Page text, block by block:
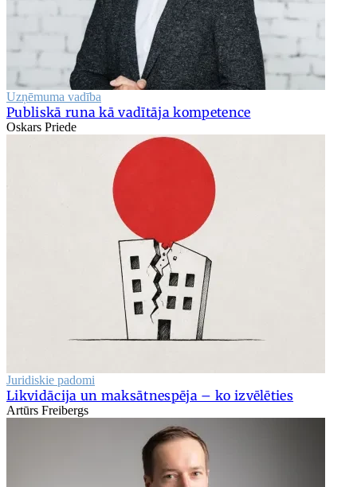
Uzņēmuma vadība
Publiskā runa kā vadītāja kompetence
Oskars Priede
Juridiskie padomi
Likvidācija un maksātnespēja – ko izvēlēties
Artūrs Freibergs